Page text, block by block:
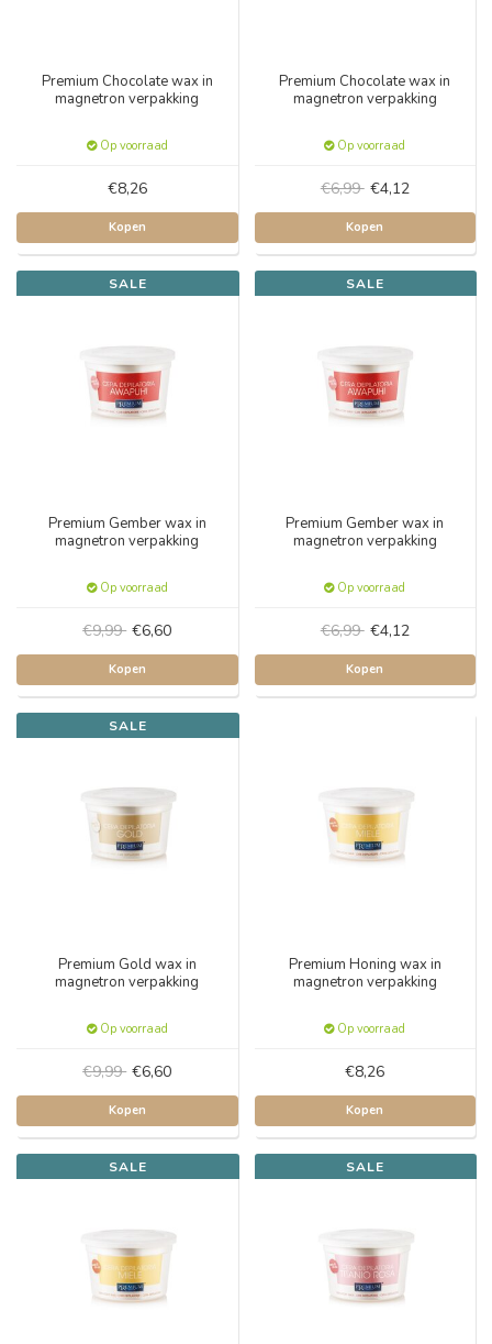
Premium Chocolate wax in
magnetron verpakking
Op voorraad
€8,26
Kopen
Premium Chocolate wax in
magnetron verpakking
Op voorraad
€6,99 €4,12
Kopen
SALE
Premium Gember wax in
magnetron verpakking
Op voorraad
€9,99 €6,60
Kopen
SALE
Premium Gember wax in
magnetron verpakking
Op voorraad
€6,99 €4,12
Kopen
SALE
Premium Gold wax in
magnetron verpakking
Op voorraad
€9,99 €6,60
Kopen
Premium Honing wax in
magnetron verpakking
Op voorraad
€8,26
Kopen
SALE SALE